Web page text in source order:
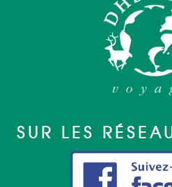
SUR LES